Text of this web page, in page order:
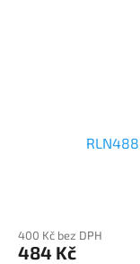
400 Kč bez DPH
484 Kč